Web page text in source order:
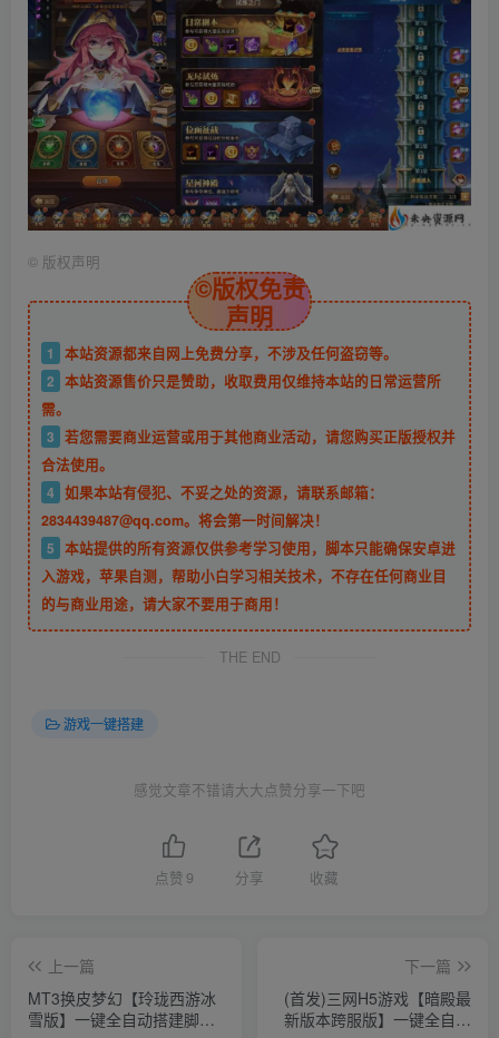
© 版权声明
©版权免责
声明
1
本站资源都来自网上免费分享，不涉及任何盗窃等。
2 本站资源售价只是赞助，收取费用仅维持本站的日常运营所
需。
3 若您需要商业运营或用于其他商业活动，请您购买正版授权并
合法使用。
4 如果本站有侵犯、不妥之处的资源，请联系邮箱：
2834439487@qq.com。将会第一时间解决！
5 本站提供的所有资源仅供参考学习使用，脚本只能确保安卓进
入游戏，苹果自测，帮助小白学习相关技术，不存在任何商业目
的与商业用途，请大家不要用于商用！
THE END
游戏一键搭建
感觉文章不错请大大点赞分享一下吧
点赞 9 分享 收藏
上一篇
MT3换皮梦幻【玲珑西游冰
雪版】一键全自动搭建脚本
下一篇
(首发)三网H5游戏【暗殿最
新版本跨服版】一键全自动